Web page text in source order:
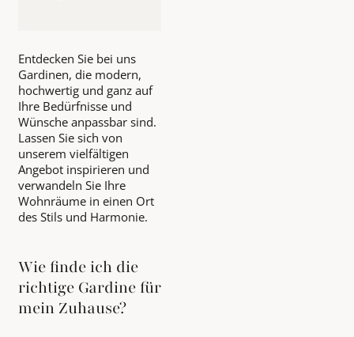
Entdecken Sie bei uns
Gardinen, die modern,
hochwertig und ganz auf
Ihre Bedürfnisse und
Wünsche anpassbar sind.
Lassen Sie sich von
unserem vielfältigen
Angebot inspirieren und
verwandeln Sie Ihre
Wohnräume in einen Ort
des Stils und Harmonie.
Wie finde ich die
richtige Gardine für
mein Zuhause?